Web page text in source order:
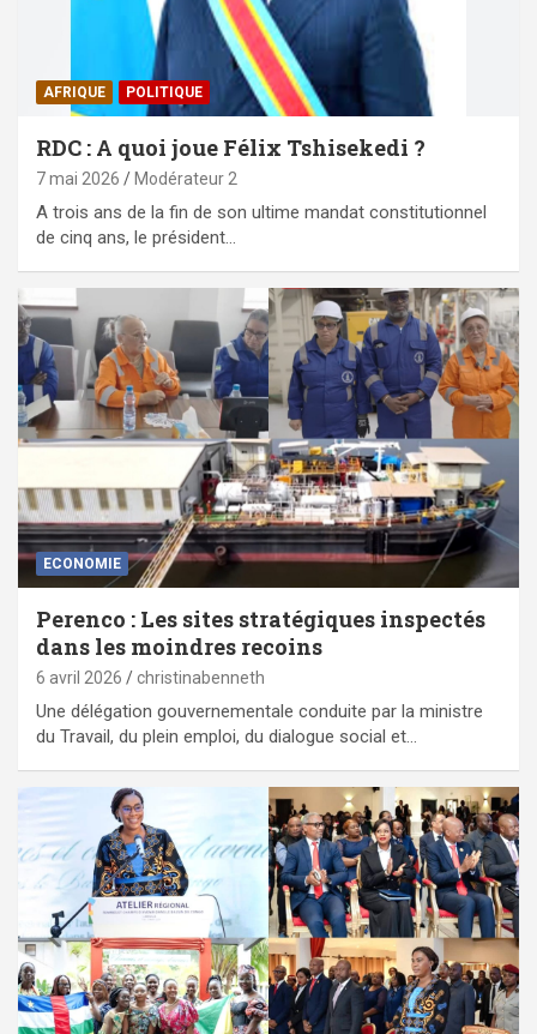
AFRIQUE POLITIQUE
RDC : A quoi joue Félix Tshisekedi ?
7 mai 2026 Modérateur 2
A trois ans de la fin de son ultime mandat constitutionnel
de cinq ans, le président…
ECONOMIE
Perenco : Les sites stratégiques inspectés
dans les moindres recoins
6 avril 2026 christinabenneth
Une délégation gouvernementale conduite par la ministre
du Travail, du plein emploi, du dialogue social et…